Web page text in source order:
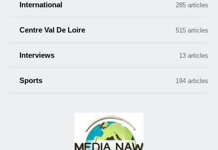
International 285 articles
Centre Val De Loire 515 articles
Interviews 13 articles
Sports 194 articles